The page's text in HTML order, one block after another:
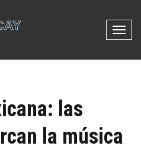
N
v
i
ó
las
la música